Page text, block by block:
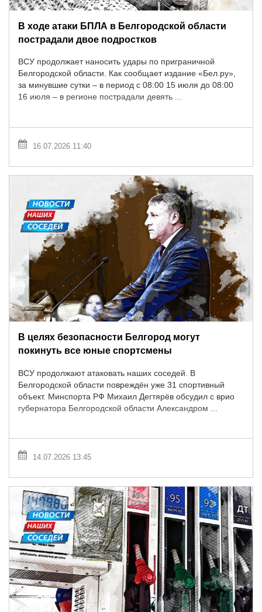
В ходе атаки БПЛА в Белгородской области
пострадали двое подростков
ВСУ продолжает наносить удары по приграничной
Белгородской области. Как сообщает издание «Бел.ру»,
за минувшие сутки – в период с 08:00 15 июля до 08:00
16 июля – в регионе пострадали девять ...
16.07.2026 11:40
В целях безопасности Белгород могут
покинуть все юные спортсмены
ВСУ продолжают атаковать наших соседей. В
Белгородской области повреждён уже 31 спортивный
объект. Минспорта РФ Михаил Дегтярёв обсудил с врио
губернатора Белгородской области Александром ...
14.07.2026 13:45